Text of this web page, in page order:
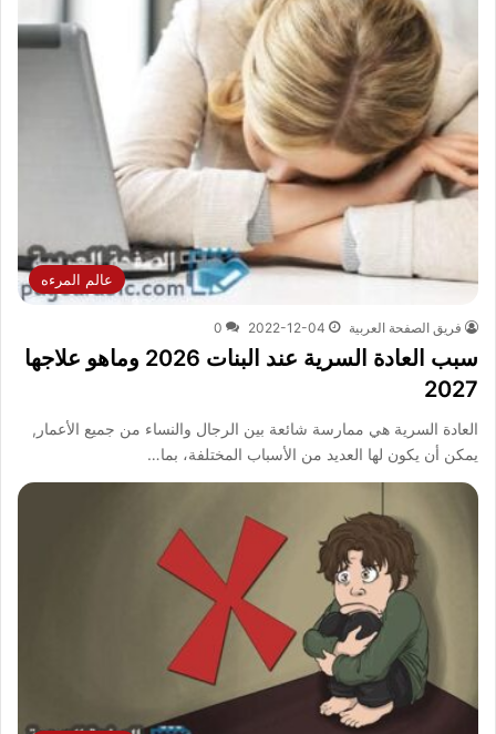
عالم المرءه
فريق الصفحة العربية 2022-12-04
0
سبب العادة السرية عند البنات 2026 وماهو علاجها
2027
العادة السرية هي ممارسة شائعة بين الرجال والنساء من جميع الأعمار,
يمكن أن يكون لها العديد من الأسباب المختلفة، بما…